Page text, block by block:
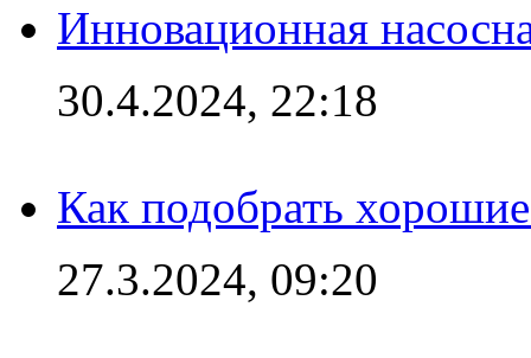
Инновационная
30.4.2024, 22:18
Как подобрать
27.3.2024, 09:20